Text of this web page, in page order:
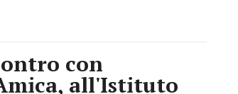
con
all'Istituto